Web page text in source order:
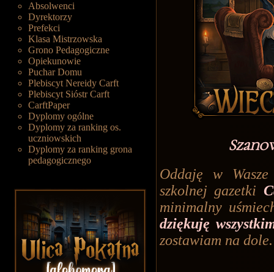
Absolwenci
Dyrektorzy
Prefekci
Klasa Mistrzowska
Grono Pedagogiczne
Opiekunowie
Puchar Domu
Plebiscyt Nereidy Carft
Plebiscyt Sióstr Carft
CarftPaper
Dyplomy ogólne
Dyplomy za ranking os.
uczniowskich
Dyplomy za ranking grona
pedagogicznego
Oddaję w
szkolnej gazetki
minimalny
dziękuję
zostawiam na